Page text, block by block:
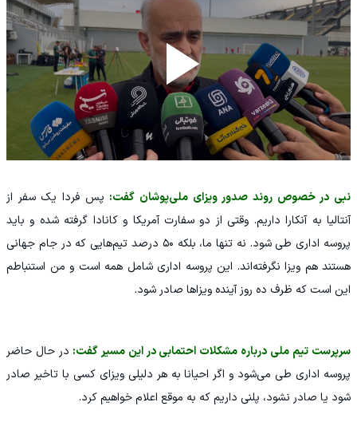
نبی در خصوص روند صدور ویزای ملی‌پوشان گفت: پس فردا یک سفر از
آنتالیا به آنکارا داریم. وقتی از دو سفارت آمریکا و کانادا گرفته شده و باید
پروسه اداری طی شود. نه تنها ما، بلکه ۵۰ درصد تیم‌هایی که در جام جهانی
هستند هم ویزا نگرفته‌اند. این پروسه اداری شامل همه است و من استنباطم
این است که ظرف ده روز آینده ویزاها صادر شود‌.
سرپرست تیم ملی درباره مشکلات احتمابی در این مسیر گفت: در حال حاضر
پروسه اداری طی می‌شود و اگر احیانا به هر دلیلی ویزای کسی با تاخیر صادر
شود یا صادر نشود، پلنی داریم که به موقع اعلام خواهیم کرد.